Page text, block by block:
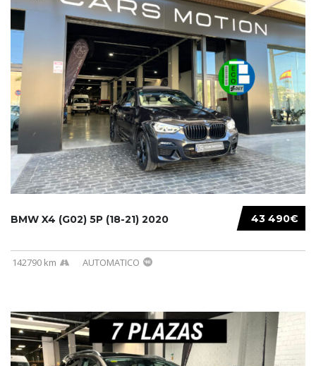
43 490€
BMW X4 (G02) 5P (18-21) 2020
142790 km AUTOMATICO